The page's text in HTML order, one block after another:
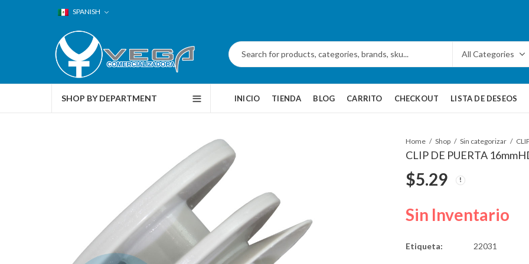
SPANISH
SHOP BY DEPARTMENT INICIO TIENDA BLOG CARRITO CHECKOUT LISTA DE DESEOS
Home Shop Sin categorizar
CLIP DE PUERTA
$5.29
Sin Inventario
Etiqueta: 22031